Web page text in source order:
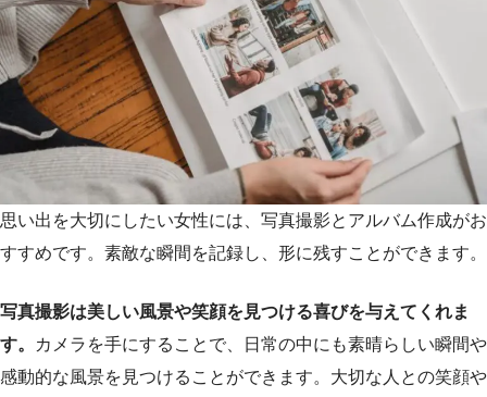
思い出を大切にしたい女性には、写真撮影とアルバム作成がお
すすめです。素敵な瞬間を記録し、形に残すことができます。
写真撮影は美しい風景や笑顔を見つける喜びを与えてくれま
す。
カメラを手にすることで、日常の中にも素晴らしい瞬間や
感動的な風景を見つけることができます。大切な人との笑顔や